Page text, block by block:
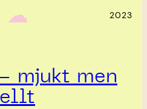
‎ ‎‎ ☁︎‎‎ 2023
mjukt men